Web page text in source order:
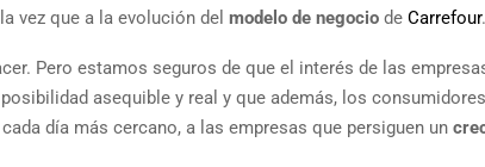
vez que a la evolución del modelo de negocio de Carrefour.
Pero estamos seguros de que el interés de las
asequible y real y que además, los
día más cercano, a las empresas que persiguen un